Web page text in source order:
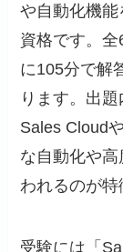
や自動化機
資格です。
に105分で解
ります。出
Sales Cloud
な自動化や
われるのが特
受験には「